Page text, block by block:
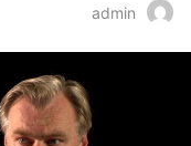
admin